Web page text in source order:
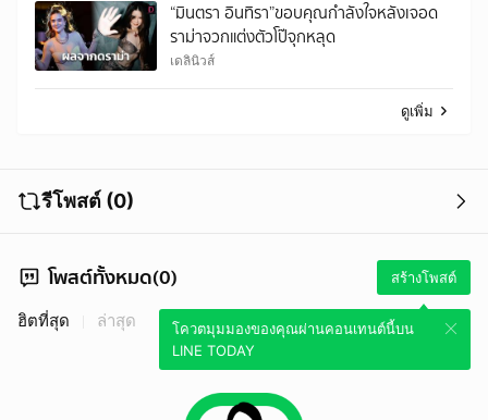
“มินตรา อินทิรา”ขอบคุณกำลังใจหลังเจอด
ราม่าจวกแต่งตัวโป๊จุกหลุด
เดลินิวส์
ดูเพิ่ม
รีโพสต์ (0)
โพสต์ทั้งหมด(0) สร้างโพสต์
โควตมุมมองของคุณผ่านคอนเทนต์นี้บน
LINE TODAY
ฮิตที่สุด ล่าสุด